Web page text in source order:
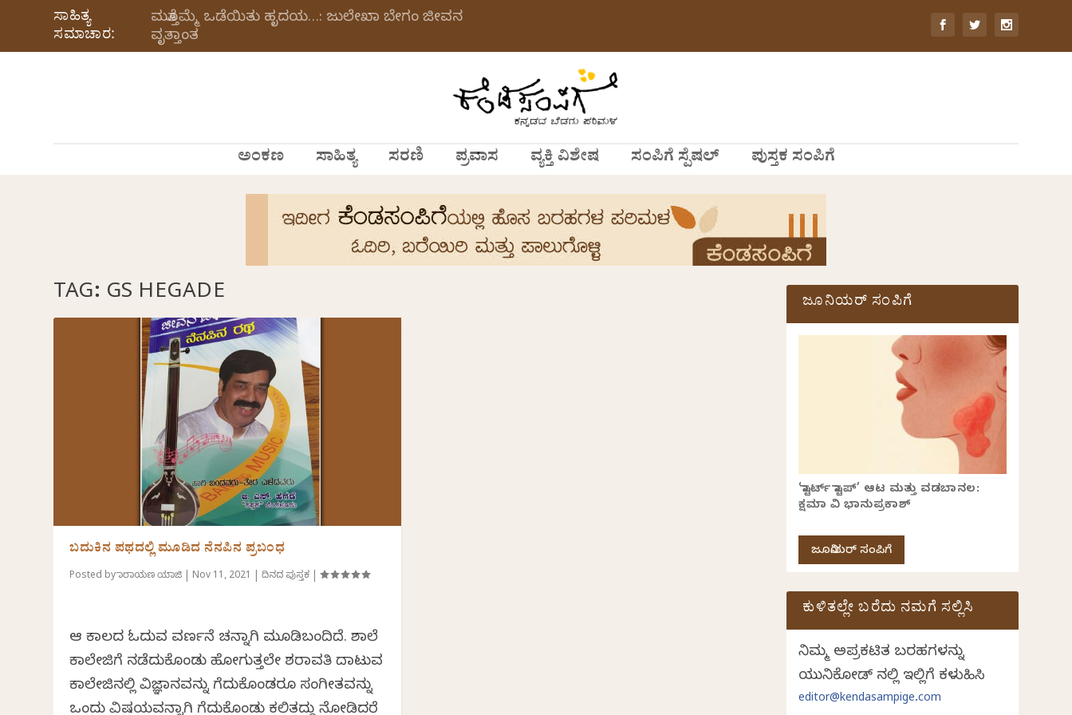
ಸಾಹಿತ್ಯ
ಸಮಾಚಾರ:
ಮತ್ತೊಮ್ಮೆ ಒಡೆಯಿತು ಹೃದಯ…: ಜುಲೇಖಾ ಬೇಗಂ ಜೀವನ
ವೃತ್ತಾಂತ
ಅಂಕಣ ಸಾಹಿತ್ಯ ಸರಣಿ ಪ್ರವಾಸ ವ್ಯಕ್ತಿ ವಿಶೇಷ ಸಂಪಿಗೆ ಸ್ಪೆಷಲ್ ಪುಸ್ತಕ ಸಂಪಿಗೆ
TAG: GS HEGADE
ಬದುಕಿನ ಪಥದಲ್ಲಿ ಮೂಡಿದ ನೆನಪಿನ ಪ್ರಬಂಧ
Posted byನಾರಾಯಣ ಯಾಜಿ Nov 11, 2021 |ದಿನದ ಪುಸ್ತಕ |
ಆ ಕಾಲದ ಓದುವ ವರ್ಣನೆ ಚನ್ನಾಗಿ ಮೂಡಿಬಂದಿದೆ. ಶಾಲೆ
ಕಾಲೇಜಿಗೆ ನಡೆದುಕೊಂಡು ಹೋಗುತ್ತಲೇ ಶರಾವತಿ ದಾಟುವ
ಕಾಲೇಜಿನಲ್ಲಿ ವಿಜ್ಞಾನವನ್ನು ತೆಗೆದುಕೊಂಡರೂ ಸಂಗೀತವನ್ನು
ಒಂದು ವಿಷಯವನ್ನಾಗಿ ತೆಗೆದುಕೊಂಡು ಕಲಿತದ್ದು ನೋಡಿದರೆ
ಜೂನಿಯರ್ ಸಂಪಿಗೆ
‘ಸ್ಟಾರ್ಟ್ ಸ್ಟಾಪ್’ ಆಟ ಮತ್ತು ವಡಬಾನಲ:
ಕ್ಷಮಾ ವಿ ಭಾನುಪ್ರಕಾಶ್
ಜೂನಿಯರ್ ಸಂಪಿಗೆ
ಕುಳಿತಲ್ಲೇ ಬರೆದು ನಮಗೆ ಸಲ್ಲಿಸಿ
ನಿಮ್ಮ ಅಪ್ರಕಟಿತ ಬರಹಗಳನ್ನು
ಯುನಿಕೋಡ್ ನಲ್ಲಿ ಇಲ್ಲಿಗೆ ಕಳುಹಿಸಿ
editor@kendasampige.com